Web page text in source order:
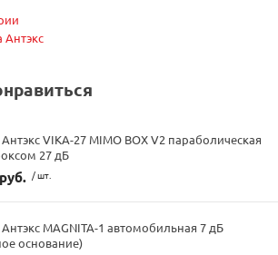
Антэкс
VIKA-27 MIMO BOX V2 параболическая
27 дБ
/ шт.
MAGNITA-1 автомобильная 7 дБ
основание)